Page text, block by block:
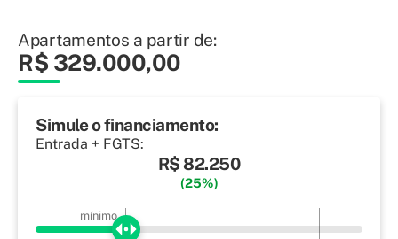
Apartamentos a partir de:
R$ 329.000,00
Simule o financiamento:
Entrada + FGTS:
R$ 82.250
(25%)
mínimo